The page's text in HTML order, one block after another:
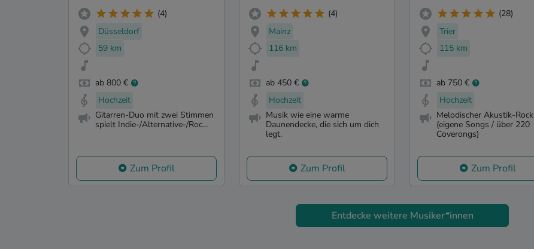
(4)
Düsseldorf
59 km
ab 800 €
Hochzeit
Gitarren-Duo mit zwei Stimmen
spielt Indie-/Alternative-/Roc...
Zum Profil
(4)
Mainz
116 km
ab 450 €
Hochzeit
Musik wie eine warme
Daunendecke, die sich um dich
legt.
Zum Profil
(28)
Trier
115 km
ab 750 €
Hochzeit
Melodischer Akustik-Rock
(eigene Songs / über 220
Coverongs)
Zum Profil
Entdecke weitere Musiker*innen